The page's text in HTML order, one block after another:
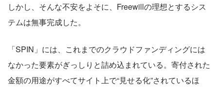
しかし、そんな不安をよそに、Freewillの理想とするシス
テムは無事完成した。
「SPIN」には、これまでのクラウドファンディングには
なかった要素がぎっしりと詰め込まれている。寄付された
金額の用途がすべてサイト上で“見せる化”されているほ